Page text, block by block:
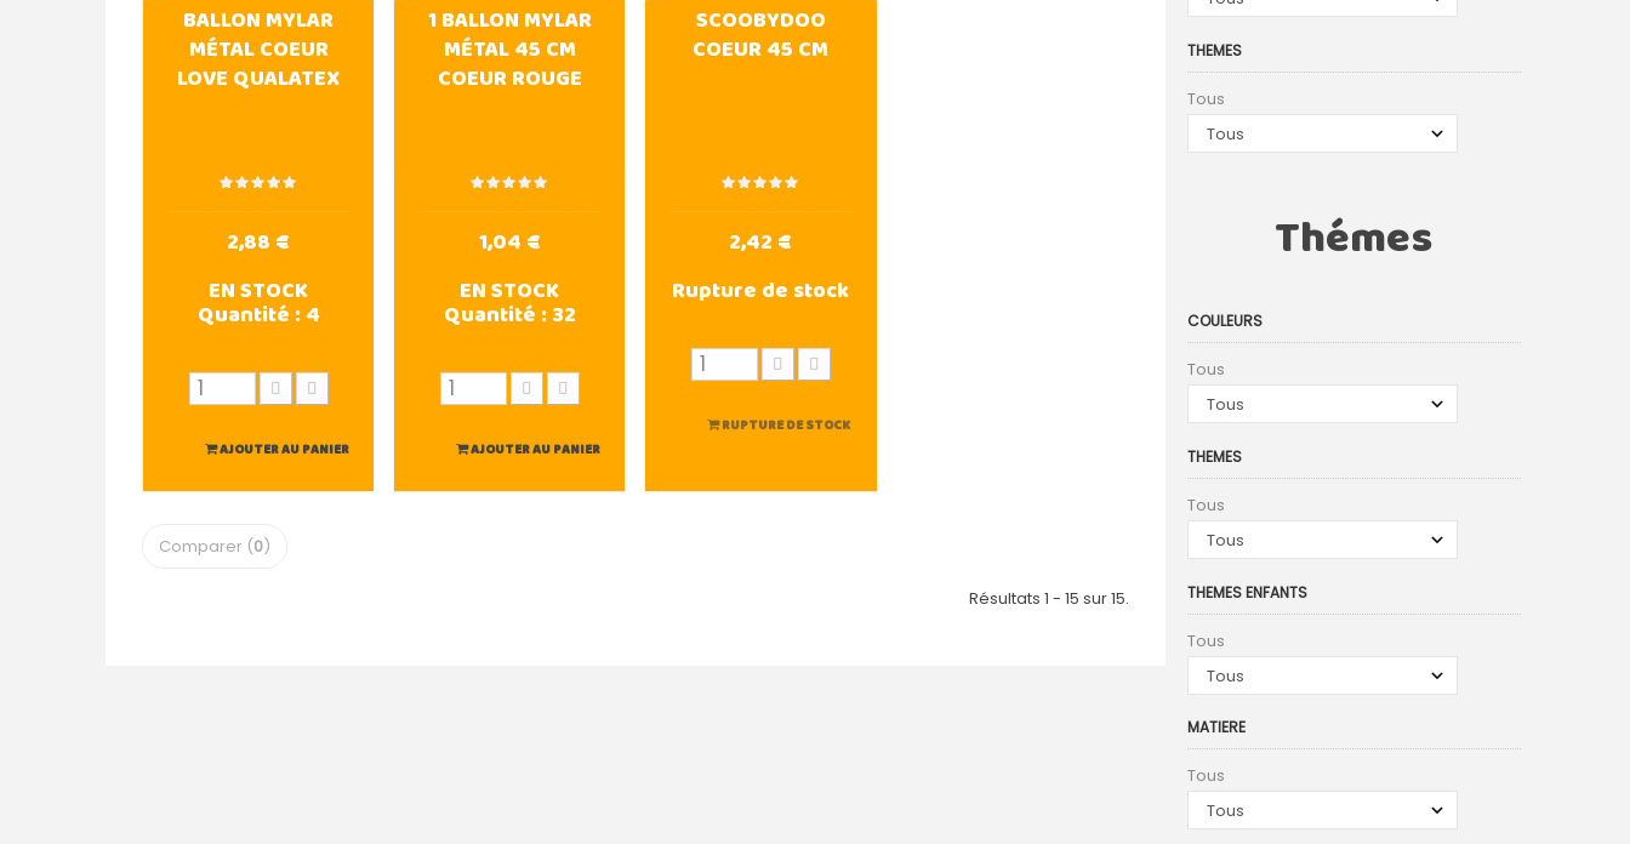
BALLON MYLAR
MÉTAL COEUR
LOVE QUALATEX
2,88 €
EN STOCK
Quantité :4
AJOUTER AU PANIER
1 BALLON MYLAR
MÉTAL 45 CM
COEUR ROUGE
1,04 €
EN STOCK
Quantité :32
AJOUTER AU PANIER
SCOOBYDOO
COEUR 45 CM
2,42 €
Rupture de stock
RUPTURE DE STOCK
Comparer (0)
Résultats 1 - 15 sur 15.
THEMES
Tous
Thémes
COULEURS
Tous
THEMES
Tous
THEMES ENFANTS
Tous
MATIERE
Tous